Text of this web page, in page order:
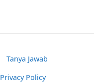
Tanya Jawab
Privacy Policy